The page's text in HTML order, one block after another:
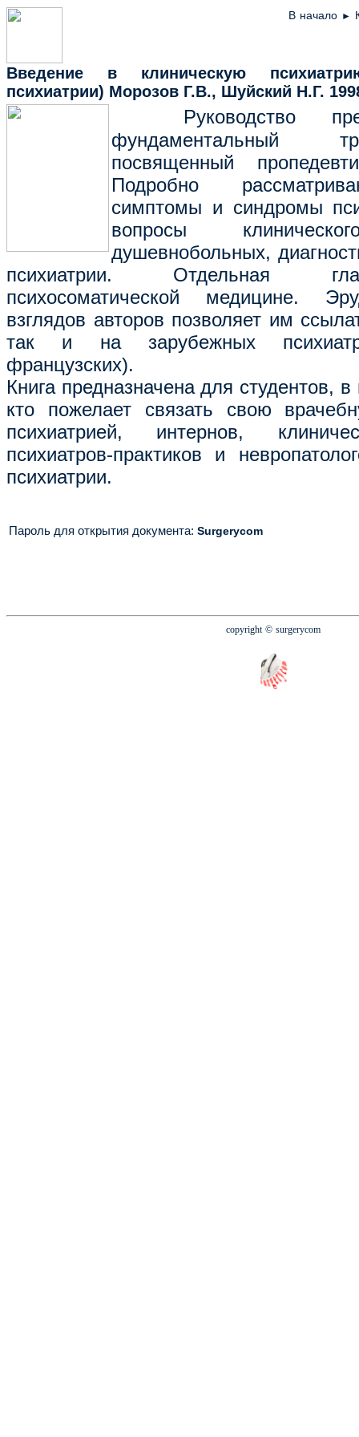
В начало ►
Введение в клиническую
психиатрии) Морозов Г.В., Шуйский Н.Г.
Руководство
фундаментальный
посвященный
Подробно
симптомы и синдромы
вопросы
душевнобольных,
психиатрии. Отдельная
психосоматической медицине.
взглядов авторов позволяет им
так и на зарубежных
французских).
Книга предназначена для студентов,
кто пожелает связать свою
психиатрией, интернов,
психиатров-практиков и
психиатрии.
Пароль для открытия документа: Surgerycom
copyright © surgerycom